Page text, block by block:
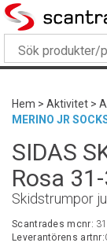
Hem>Aktivitet>
MERINO JR
SIDAS
Rosa
Skidstrumpor
Scantrades mcnr:
Leverantörens artnr: